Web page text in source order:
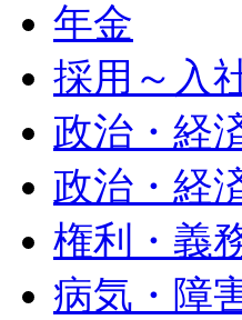
年金
採用～入
政治・経
政治・経
権利・義
病気・障